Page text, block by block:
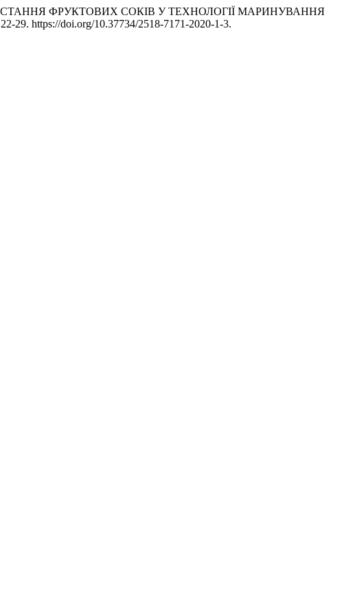
ФРУКТОВИХ СОКІВ У ТЕХНОЛОГІЇ МАРИНУВАННЯ
29. https://doi.org/10.37734/2518-7171-2020-1-3.